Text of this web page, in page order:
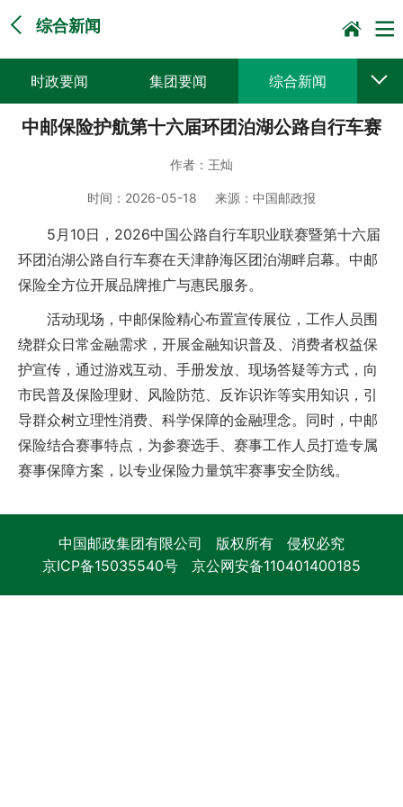
综合新闻
时政要闻 集团要闻 综合新闻
媒体聚焦 党建动态 普遍服务
企业文化
中邮保险护航第十六届环团泊湖公路自行车赛
作者： 王灿
时间： 2026-05-18 来源： 中国邮政报
5月10日，2026中国公路自行车职业联赛暨第十六届
环团泊湖公路自行车赛在天津静海区团泊湖畔启幕。中邮
保险全方位开展品牌推广与惠民服务。
活动现场，中邮保险精心布置宣传展位，工作人员围
绕群众日常金融需求，开展金融知识普及、消费者权益保
护宣传，通过游戏互动、手册发放、现场答疑等方式，向
市民普及保险理财、风险防范、反诈识诈等实用知识，引
导群众树立理性消费、科学保障的金融理念。同时，中邮
保险结合赛事特点，为参赛选手、赛事工作人员打造专属
赛事保障方案，以专业保险力量筑牢赛事安全防线。
中国邮政集团有限公司 版权所有 侵权必究
京ICP备15035540号 京公网安备110401400185